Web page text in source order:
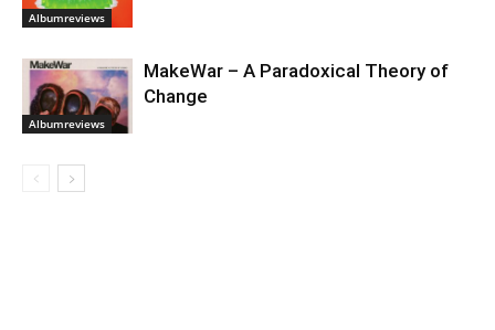
Albumreviews
Albumreviews
MakeWar – A Paradoxical Theory of
Change